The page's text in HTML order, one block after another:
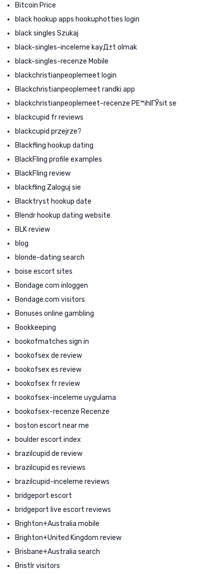
Bitcoin Price
black hookup apps hookuphotties login
black singles Szukaj
black-singles-inceleme kayД±t olmak
black-singles-recenze Mobile
blackchristianpeoplemeet login
Blackchristianpeoplemeet randki app
blackchristianpeoplemeet-recenze PЕ™ihlГЎsit se
blackcupid fr reviews
blackcupid przejrze?
Blackfling hookup dating
BlackFling profile examples
BlackFling review
blackfling Zaloguj sie
Blacktryst hookup date
Blendr hookup dating website
BLK review
blog
blonde-dating search
boise escort sites
Bondage com inloggen
Bondage.com visitors
Bonuses online gambling
Bookkeeping
bookofmatches sign in
bookofsex de review
bookofsex es review
bookofsex fr review
bookofsex-inceleme uygulama
bookofsex-recenze Recenze
boston escort near me
boulder escort index
brazilcupid de review
brazilcupid es reviews
brazilcupid-inceleme reviews
bridgeport escort
bridgeport live escort reviews
Brighton+Australia mobile
Brighton+United Kingdom review
Brisbane+Australia search
Bristlr visitors